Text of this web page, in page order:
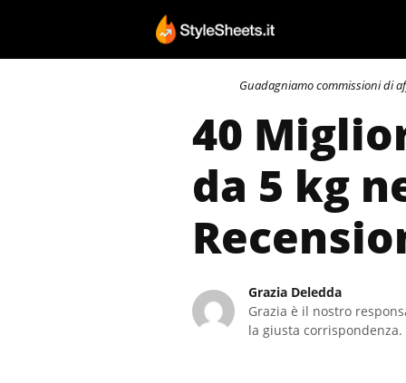
contenuto
Guadagniamo commissioni di
40
da 5 kg
Grazia Deledda
Grazia è il nostro
la giusta